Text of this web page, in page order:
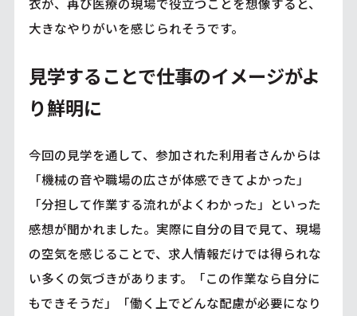
大きなやりがいを感じられそうです。
見学することで仕事のイメージがよ
り鮮明に
今回の見学を通して、参加された利用者さんからは
「機械の音や職場の広さが体感できてよかった」
「分担して作業する流れがよくわかった」といった
感想が聞かれました。実際に自分の目で見て、現場
の空気を感じることで、求人情報だけでは得られな
い多くの気づきがあります。「この作業なら自分に
もできそうだ」「働く上でどんな配慮が必要になり